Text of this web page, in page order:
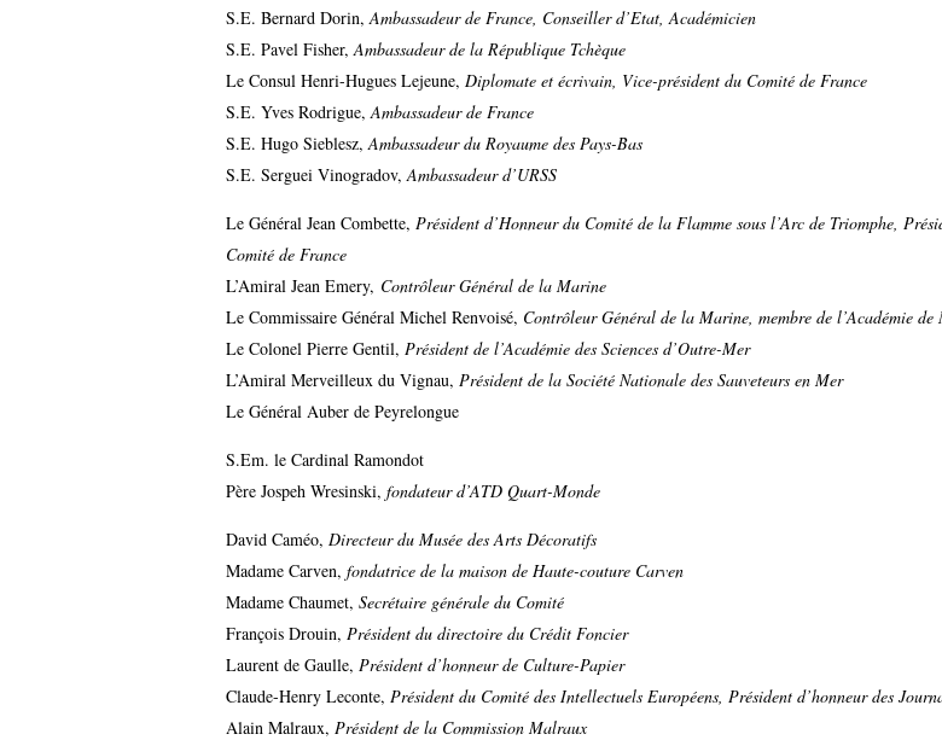
S.E. Bernard Dorin,Ambassadeur de France, Conseiller d’Etat, Académicien
S.E. Pavel Fisher,Ambassadeur de la République Tchèque
Le Consul Henri-Hugues Lejeune, Diplomate et écrivain, Vice-président du Comité de France
S.E. Yves Rodrigue,Ambassadeur de France
S.E. Hugo Sieblesz,Ambassadeur du Royaume des Pays-Bas
S.E. Serguei Vinogradov,Ambassadeur d’URSS
Le Général Jean Combette, Président d’Honneur du Comité de la Flamme sous l’Arc de Triomphe,
Comité de France
L’Amiral Jean Emery, Contrôleur Général de la Marine
Le Commissaire Général Michel Renvoisé, Contrôleur Général de la Marine, membre de l’Académie de
Le Colonel Pierre Gentil, Président de l’Académie des Sciences d’Outre-Mer
L’Amiral Merveilleux du Vignau, Président de la Société Nationale des Sauveteurs en Mer
Le Général Auber de Peyrelongue
S.Em. le Cardinal Ramondot
Père Jospeh Wresinski, fondateur d’ATD Quart-Monde
David Caméo, Directeur du Musée des Arts Décoratifs
Madame Carven, fondatrice de la maison de Haute-couture Carven
Madame Chaumet, Secrétaire générale du Comité
François Drouin, Président du directoire du Crédit Foncier
Laurent de Gaulle, Président d’honneur de Culture-Papier
Claude-Henry Leconte, Président du Comité des Intellectuels Européens, Président d’honneur des
Alain Malraux, Président de la Commission Malraux